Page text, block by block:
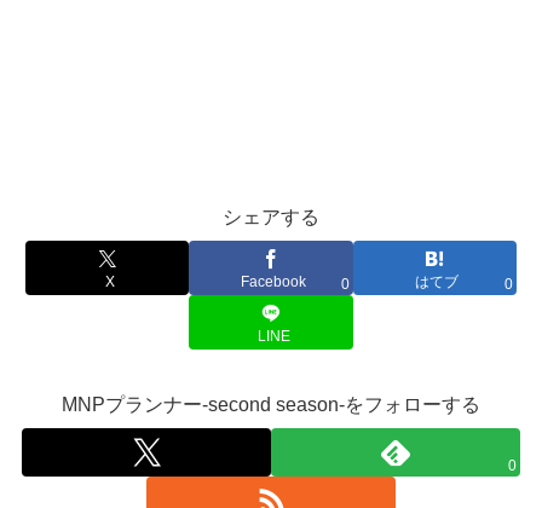
シェアする
X Facebook 0 はてブ 0
LINE
MNPプランナー-second season-をフォローする
0